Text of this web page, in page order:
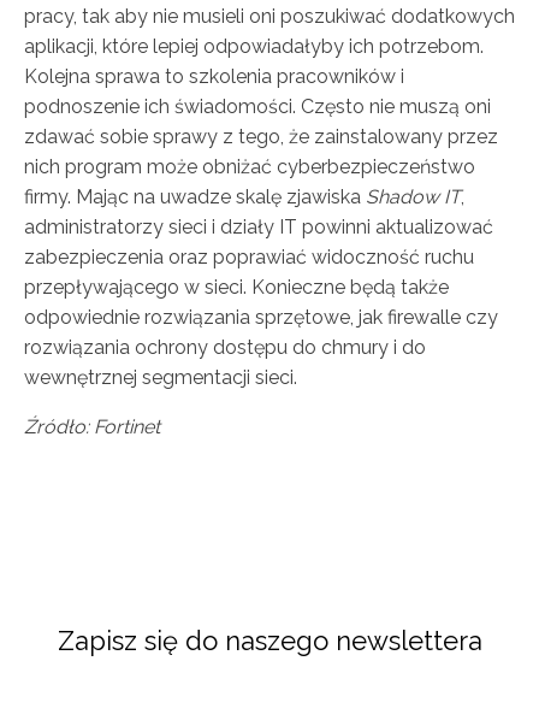
pracy, tak aby nie musieli oni poszukiwać dodatkowych
aplikacji, które lepiej odpowiadałyby ich potrzebom.
Kolejna sprawa to szkolenia pracowników i
podnoszenie ich świadomości. Często nie muszą oni
zdawać sobie sprawy z tego, że zainstalowany przez
nich program może obniżać cyberbezpieczeństwo
firmy. Mając na uwadze skalę zjawiska Shadow IT,
administratorzy sieci i działy IT powinni aktualizować
zabezpieczenia oraz poprawiać widoczność ruchu
przepływającego w sieci. Konieczne będą także
odpowiednie rozwiązania sprzętowe, jak firewalle czy
rozwiązania ochrony dostępu do chmury i do
wewnętrznej segmentacji sieci.
Źródło: Fortinet
Zapisz się do naszego newslettera